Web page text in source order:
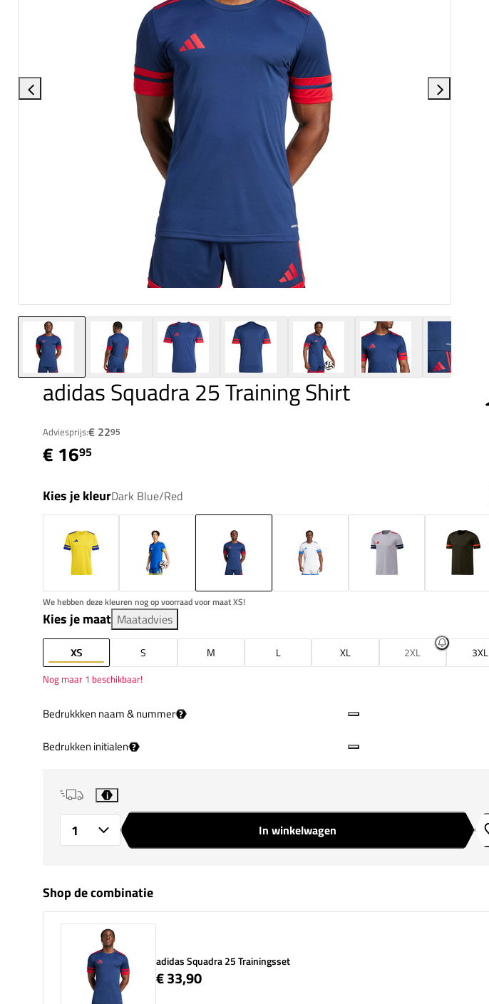
adidas Squadra 25 Training Shirt
Adviesprijs:€ 2295
€ 1695
Kies je kleurDark Blue/Red
We hebben deze kleuren nog op voorraad voor maat XS!
Kies je maat Maatadvies
XS S M L XL 2XL 3XL
Nog maar 1 beschikbaar!
Bedrukkken naam & nummer ?
Bedrukken initialen ?
i
In winkelwagen
Shop de combinatie
adidas Squadra 25 Trainingsset
€ 33,90